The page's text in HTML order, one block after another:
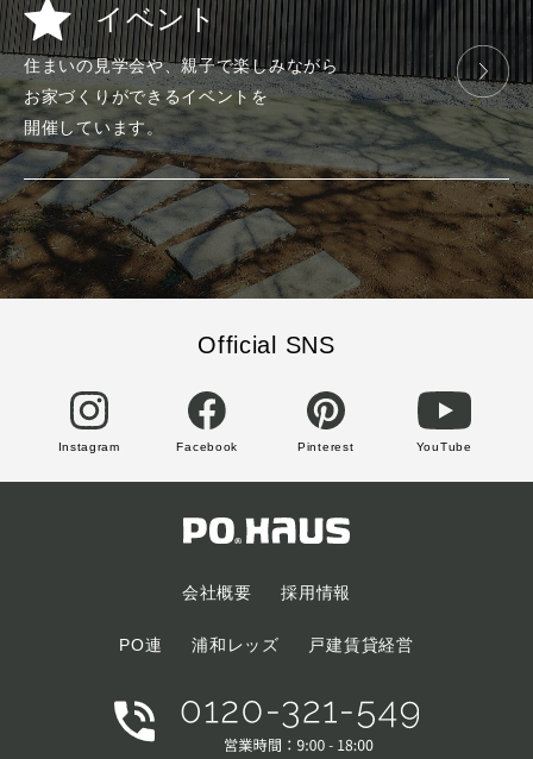
イベント
住まいの見学会や、親子で楽しみながら
お家づくりができるイベントを
開催しています。
Official SNS
Instagram Facebook Pinterest YouTube
会社概要 採用情報
PO連 浦和レッズ 戸建賃貸経営